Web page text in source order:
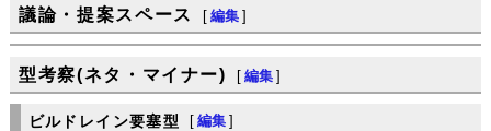
議論・提案スペース [ 編集 ]
型考察(ネタ・マイナー) [ 編集 ]
ビルドレイン要塞型 [ 編集 ]